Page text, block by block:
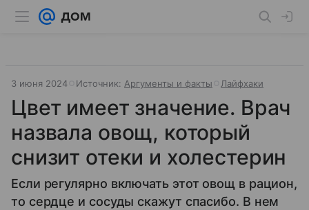
3 июня 2024 Источник: Аргументы и факты Лайфхаки
Цвет имеет значение. Врач
назвала овощ, который
снизит отеки и холестерин
Если регулярно включать этот овощ в рацион,
то сердце и сосуды скажут спасибо. В нем